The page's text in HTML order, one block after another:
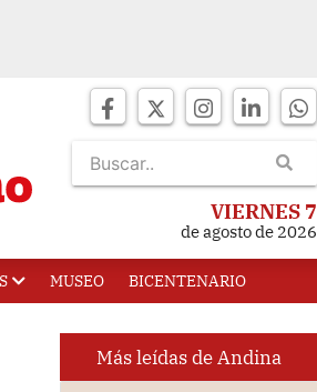
VIERNES 7
de agosto de 2026
MUSEO BICENTENARIO
Más leídas de Andina